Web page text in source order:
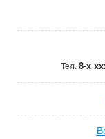
Тел. 8-x